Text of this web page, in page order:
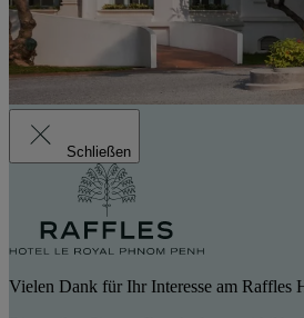
Schließen
Vielen Dank für Ihr Interesse am Raffles